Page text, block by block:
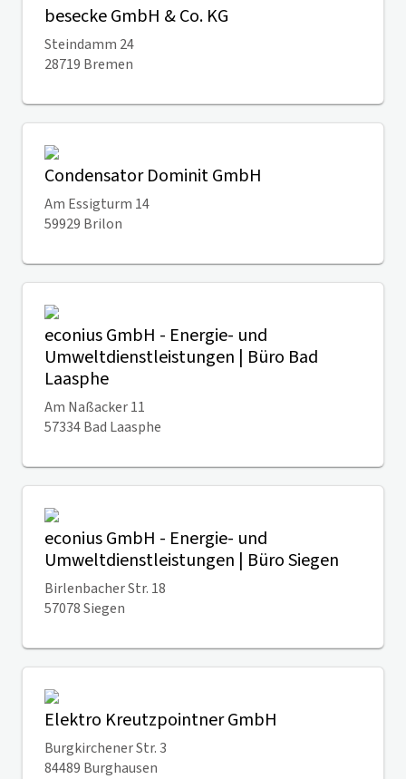
besecke GmbH & Co. KG
Steindamm 24
28719 Bremen
Condensator Dominit GmbH
Am Essigturm 14
59929 Brilon
econius GmbH - Energie- und
Umweltdienstleistungen | Büro Bad
Laasphe
Am Naßacker 11
57334 Bad Laasphe
econius GmbH - Energie- und
Umweltdienstleistungen | Büro Siegen
Birlenbacher Str. 18
57078 Siegen
Elektro Kreutzpointner GmbH
Burgkirchener Str. 3
84489 Burghausen